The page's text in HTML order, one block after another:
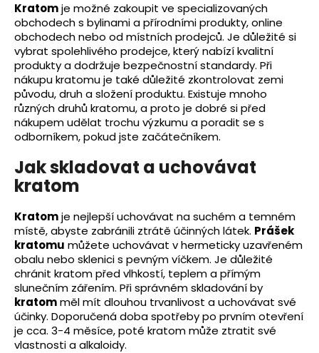
Kratomje možné zakoupit ve specializovaných
obchodech s bylinami a přírodními produkty, online
obchodech nebo od místních prodejců. Je důležité si
vybrat spolehlivého prodejce, který nabízí kvalitní
produkty a dodržuje bezpečnostní standardy. Při
nákupu kratomu je také důležité zkontrolovat zemi
původu, druh a složení produktu. Existuje mnoho
různých druhů kratomu, a proto je dobré si před
nákupem udělat trochu výzkumu a poradit se s
odborníkem, pokud jste začátečníkem.
Jak skladovat a uchovávat
kratom
Kratomje nejlepší uchovávat na suchém a temném
místě, abyste zabránili ztrátě účinných látek. Prášek
kratomu můžete uchovávat v hermeticky uzavřeném
obalu nebo sklenici s pevným víčkem. Je důležité
chránit kratom před vlhkostí, teplem a přímým
slunečním zářením. Při správném skladování by
kratomměl mít dlouhou trvanlivost a uchovávat své
účinky. Doporučená doba spotřeby po prvním otevření
je cca. 3-4 měsíce, poté kratom může ztratit své
vlastnosti a alkaloidy.